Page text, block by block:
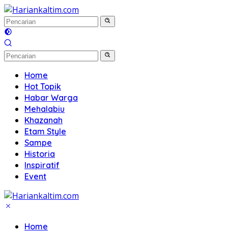
Langsung
ke
konten
Home
Hot Topik
Habar Warga
Mehalabiu
Khazanah
Etam Style
Sampe
Historia
Inspiratif
Event
Home